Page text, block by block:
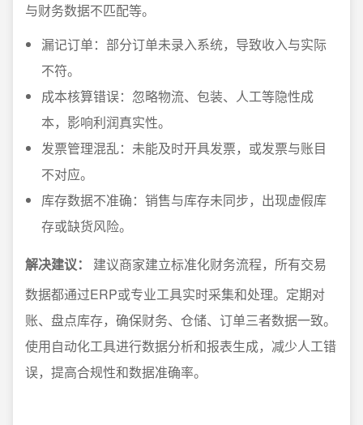
与财务数据不匹配等。
漏记订单：部分订单未录入系统，导致收入与实际
不符。
成本核算错误：忽略物流、包装、人工等隐性成
本，影响利润真实性。
发票管理混乱：未能及时开具发票，或发票与账目
不对应。
库存数据不准确：销售与库存未同步，出现虚假库
存或缺货风险。
解决建议：
建议商家建立标准化财务流程，所有交易
数据都通过ERP或专业工具实时采集和处理。定期对
账、盘点库存，确保财务、仓储、订单三者数据一致。
使用自动化工具进行数据分析和报表生成，减少人工错
误，提高合规性和数据准确率。